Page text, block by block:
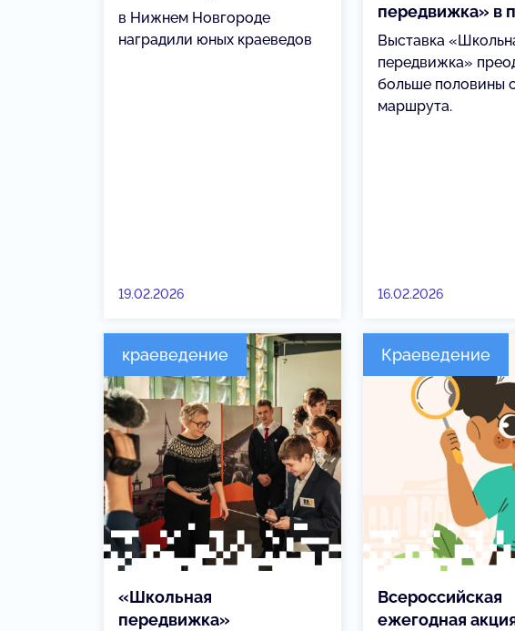
в Нижнем Новгороде
наградили юных краеведов
19.02.2026
передвижка» в
Выставка
передвижка»
больше половины
маршрута.
16.02.2026
краеведение
«Школьная
передвижка»
Краеведение
Всероссийская
ежегодная